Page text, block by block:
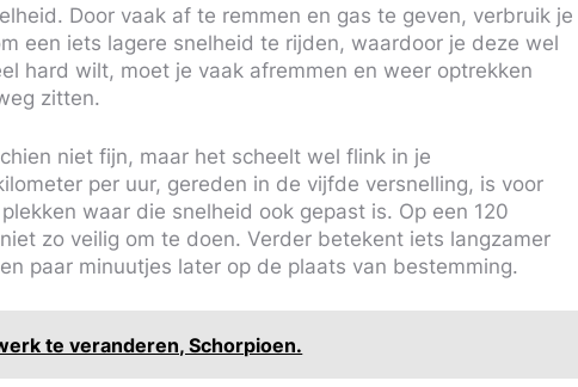
Door vaak af te remmen en gas te geven, verbruik je
een iets lagere snelheid te rijden, waardoor je deze wel
hard wilt, moet je vaak afremmen en weer optrekken
zitten.
niet fijn, maar het scheelt wel flink in je
per uur, gereden in de vijfde versnelling, is voor
waar die snelheid ook gepast is. Op een 120
zo veilig om te doen. Verder betekent iets langzamer
paar minuutjes later op de plaats van bestemming.
te veranderen, Schorpioen.